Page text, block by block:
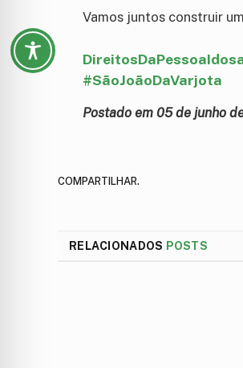
Vamos juntos construir
#SãoJoãoDaVarjota
Postado em 05 de junho
COMPARTILHAR.
RELACIONADOS POSTS